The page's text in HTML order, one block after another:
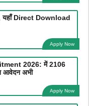
यहाँ Direct Download
Apply Now
2026: में 2106
आवेदन अभी
Apply Now